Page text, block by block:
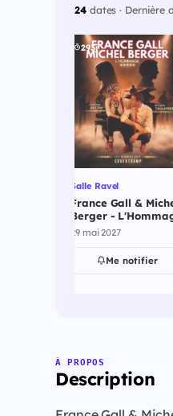
24dates · Dernière
293j
Salle Ravel
France Gall &
Berger -
- Palais des Congrès
mai 2027
29 mai 2027
Me notifier
À PROPOS
Description